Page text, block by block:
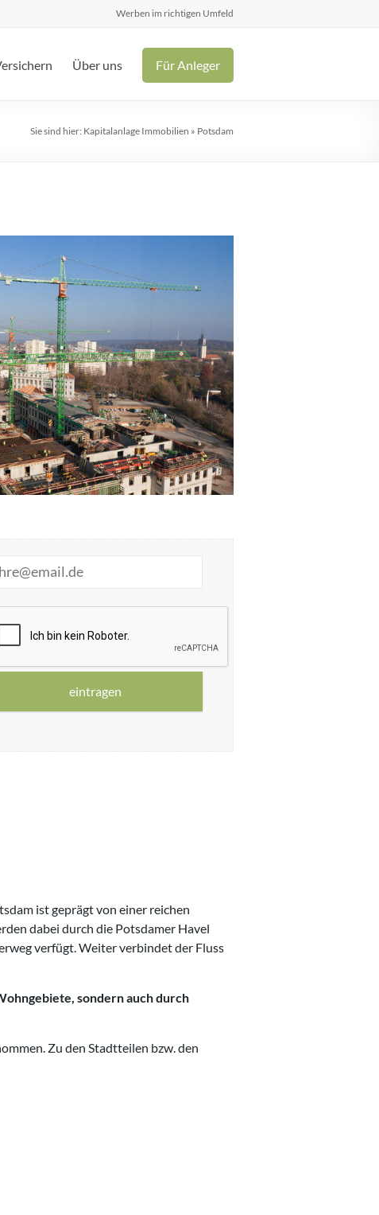
Werben im richtigen Umfeld
Über uns Für Anleger
Sie sind hier: Kapitalanlage Immobilien » Potsdam
ist geprägt von einer reichen
dabei durch die Potsdamer Havel
verfügt. Weiter verbindet der Fluss
sondern auch durch
Zu den Stadtteilen bzw. den